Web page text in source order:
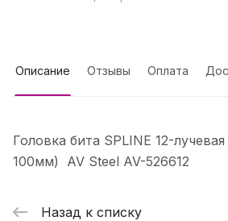
Описание Отзывы Оплата
Головка бита SPLINE 12-
100мм) AV Steel AV-526612
Назад к списку